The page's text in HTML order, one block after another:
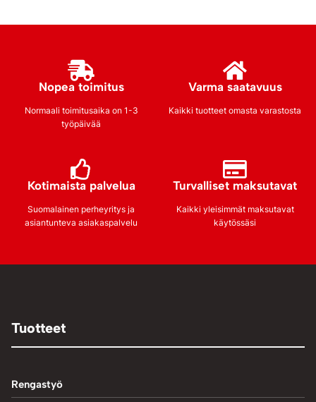
Nopea toimitus
Normaali toimitusaika on 1-3
työpäivää
Varma saatavuus
Kaikki tuotteet omasta varastosta
Kotimaista palvelua
Suomalainen perheyritys ja
asiantunteva asiakaspalvelu
Turvalliset maksutavat
Kaikki yleisimmät maksutavat
käytössäsi
Tuotteet
Rengastyö